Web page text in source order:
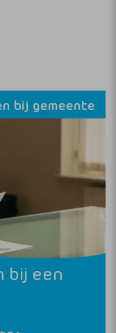
bij gemeente
bij een